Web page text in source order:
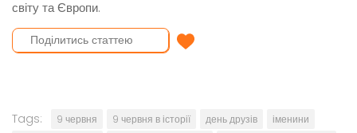
світу та Європи.
Надіслати вітання
Tags: 9 червня 9 червня в історії день друзів
іменини